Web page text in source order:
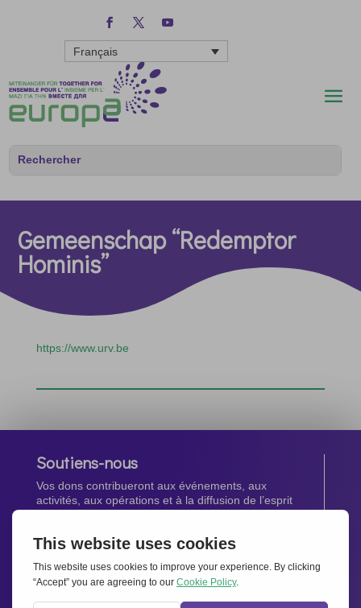
Français
Gemeenschap “Redemptor
Hominis”
https://www.urv.be
Soutiens-nous
Vos dons contribueront aux événements, aux
activités, aux opérations et à la diffusion de l’esprit